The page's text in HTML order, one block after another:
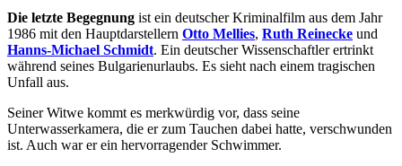
Die letzte Begegnung ist ein deutscher Kriminalfilm aus dem Jahr
1986 mit den Hauptdarstellern Otto Mellies, Ruth Reinecke und
Hanns-Michael Schmidt. Ein deutscher Wissenschaftler ertrinkt
während seines Bulgarienurlaubs. Es sieht nach einem tragischen
Unfall aus.
Seiner Witwe kommt es merkwürdig vor, dass seine
Unterwasserkamera, die er zum Tauchen dabei hatte, verschwunden
ist. Auch war er ein hervorragender Schwimmer.